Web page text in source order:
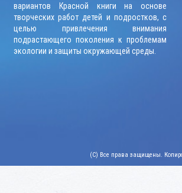
вариантов Красной книги на основе
творческих работ детей и подростков, с
целью привлечения внимания
подрастающего поколения к проблемам
экологии и защиты окружающей среды.
(C) Все права защищены.